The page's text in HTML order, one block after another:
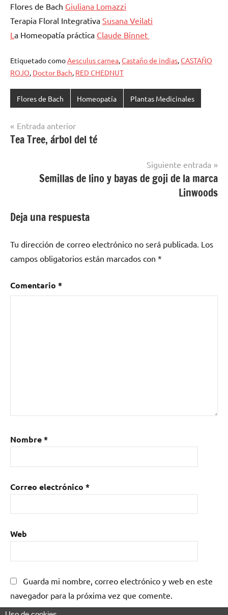
Flores de Bach Giuliana Lomazzi
Terapia Floral Integrativa Susana Veilati
L a Homeopatía práctica Claude Binnet
Etiquetado comoAesculus carnea,Castaño de indias,CASTAÑO
ROJO, Doctor Bach, RED CHEDNUT
Flores de Bach Homeopatía Plantas Medicinales
Navegación
de
Entrada anterior
Tea Tree, árbol del té
Siguiente entrada
Semillas de lino y bayas de goji de la marca
Linwoods
Deja una respuesta
Tu dirección de correo electrónico no será publicada. Los
campos obligatorios están marcados con *
Comentario *
Nombre*
Correo electrónico *
Web
Guarda mi nombre, correo electrónico y web en este
navegador para la próxima vez que comente.